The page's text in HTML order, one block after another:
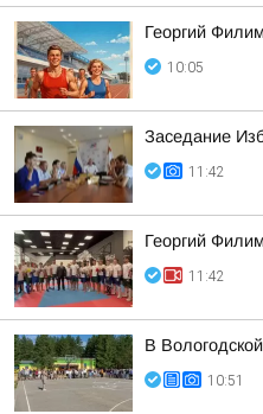
Георгий
10:05
Заседание
11:42
Георгий
11:42
В
10:51